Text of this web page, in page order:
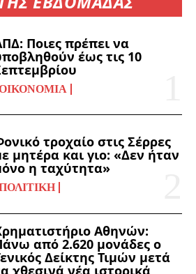
Ποιες πρέπει να
έως τις 10
τροχαίο στις Σέρρες
μητέρα και γιο: «Δεν ήταν
η ταχύτητα»
Αθηνών:
από 2.620 μονάδες ο
Δείκτης Τιμών μετά
χθεσινά νέα ιστορικά